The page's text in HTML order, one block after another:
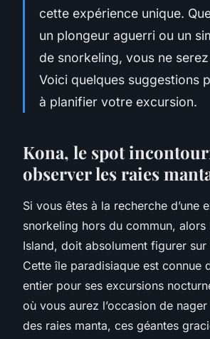
cette expérience unique.
un plongeur aguerri ou un
de snorkeling, vous ne
Voici quelques suggestions
à planifier votre excursion.
Kona, le spot
observer les raies
Si vous êtes à la recherche d’une
snorkeling hors du commun, alors
Island, doit absolument figurer
Cette île paradisiaque est connue
entier pour ses excursions
où vous aurez l’occasion de
des raies manta, ces géantes